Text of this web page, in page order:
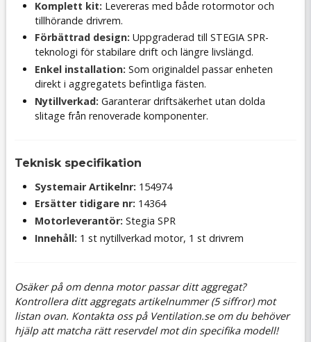
Komplett kit: Levereras med både rotormotor och
tillhörande drivrem.
Förbättrad design: Uppgraderad till STEGIA SPR-
teknologi för stabilare drift och längre livslängd.
Enkel installation: Som originaldel passar enheten
direkt i aggregatets befintliga fästen.
Nytillverkad: Garanterar driftsäkerhet utan dolda
slitage från renoverade komponenter.
Teknisk specifikation
Systemair Artikelnr: 154974
Ersätter tidigare nr: 14364
Motorleverantör: Stegia SPR
Innehåll: 1 st nytillverkad motor, 1 st drivrem
Osäker på om denna motor passar ditt aggregat?
Kontrollera ditt aggregats artikelnummer (5 siffror) mot
listan ovan. Kontakta oss på Ventilation.se om du behöver
hjälp att matcha rätt reservdel mot din specifika modell!